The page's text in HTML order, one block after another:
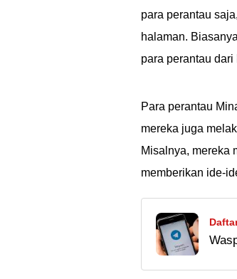
para perantau
halaman.
para perantau
Para perantau
mereka juga
Misalnya, mereka
memberikan ide-